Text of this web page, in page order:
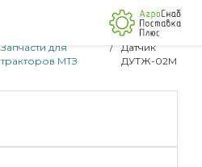
Запчасти для
тракторов МТЗ
/
Датчик
ДУТЖ-02М